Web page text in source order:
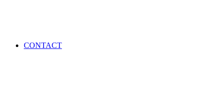
CONTACT